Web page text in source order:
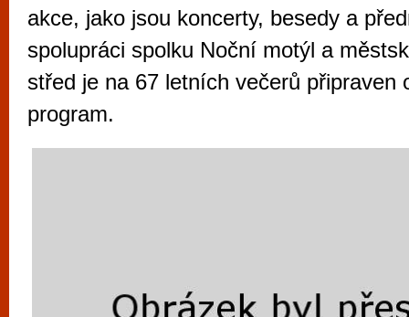
akce, jako jsou koncerty, besedy a
spolupráci spolku Noční motýl a
střed je na 67 letních večerů připraven
program.
vyzkoušet různé kasinové hry. V
metropoli naleznete širokou nabídku her
po moderní automaty jak pro pravidelné
příležitostné hráče. V...